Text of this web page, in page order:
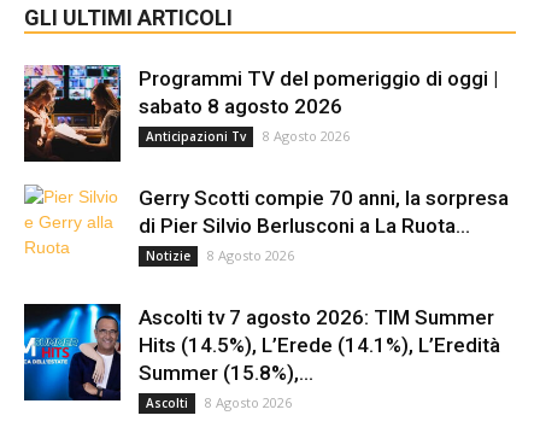
GLI ULTIMI ARTICOLI
Programmi TV del pomeriggio di oggi |
sabato 8 agosto 2026
Anticipazioni Tv 8 Agosto 2026
Gerry Scotti compie 70 anni, la sorpresa
di Pier Silvio Berlusconi a La Ruota...
Notizie 8 Agosto 2026
Ascolti tv 7 agosto 2026: TIM Summer
Hits (14.5%), L’Erede (14.1%), L’Eredità
Summer (15.8%),...
Ascolti 8 Agosto 2026